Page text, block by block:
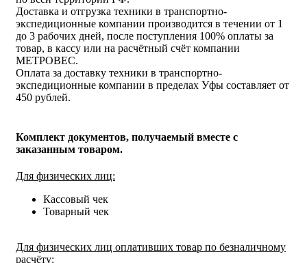
Доставка и отгрузка техники в транспортно-
экспедиционные компании производится в течении от 1
до 3 рабочих дней, после поступления 100% оплаты за
товар, в кассу или на расчётный счёт компании
МЕТРОВЕС.
Оплата за доставку техники в транспортно-
экспедиционные компании в пределах Уфы составляет от
450 рублей.
Комплект документов, получаемый вместе с
заказанным товаром.
Для физических лиц:
Кассовый чек
Товарный чек
Для физических лиц оплативших товар по безналичному
расчёту: